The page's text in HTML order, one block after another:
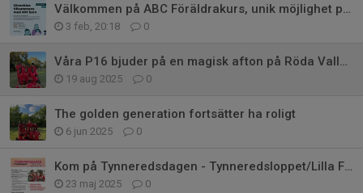
Välkommen på ABC Föräldrakurs, unik möjlighet på PFF!
3 feb, 20:18 0
Våra P16 bjuder på en magisk afton på Röda Vallen
19 aug 2025 0
The golden generation fortsätter ha roligt
6 jun 2025 0
Kom på Tynneredsdagen - Tynneredsloppet/Lilla Fredsloppet
23 maj 2025 0